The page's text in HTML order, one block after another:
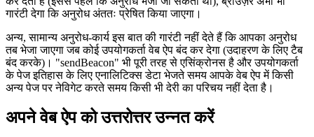
"SendBeacon" का मुख्य लाभ यह है कि आपके अनुरोध वास्तव में एजेंट द्वारा
कतारबद्ध किए जाएंगे, जिसका अर्थ है कि ब्राउज़र द्वारा वर्तमान में आपके क्लाइंट
को लोड किया गया है। जब तक नेटवर्क कनेक्शन उपलब्ध है, तब तक डेटा भेजा
जाता है। यदि कोई डेटा उपलब्ध नहीं है या उपयोगकर्ता आपके वेब ऐप को बंद
कर देता है (इससे पहले कि अनुरोध भेजा जा सकता था), ब्राउज़र अभी भी
गारंटी देगा कि अनुरोध अंततः प्रेषित किया जाएगा।
अन्य, सामान्य अनुरोध-कार्य इस बात की गारंटी नहीं देते हैं कि आपका अनुरोध
तब भेजा जाएगा जब कोई उपयोगकर्ता वेब ऐप बंद कर देगा (उदाहरण के लिए टैब
बंद करके)। "sendBeacon" भी पूरी तरह से एसिंक्रोनस है और उपयोगकर्ता